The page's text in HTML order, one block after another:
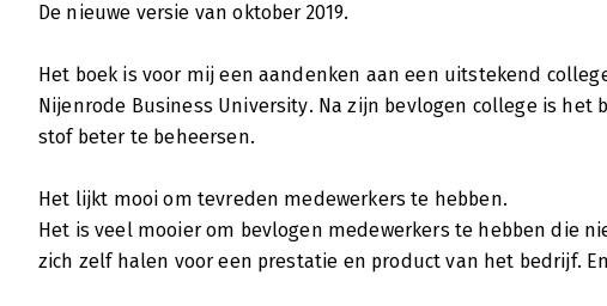
De nieuwe versie van oktober 2019.
Het boek is voor mij een aandenken aan een uitstekend
Nijenrode Business University. Na zijn bevlogen college is het
stof beter te beheersen.
Het lijkt mooi om tevreden medewerkers te hebben.
Het is veel mooier om bevlogen medewerkers te hebben die
zich zelf halen voor een prestatie en product van het bedrijf.